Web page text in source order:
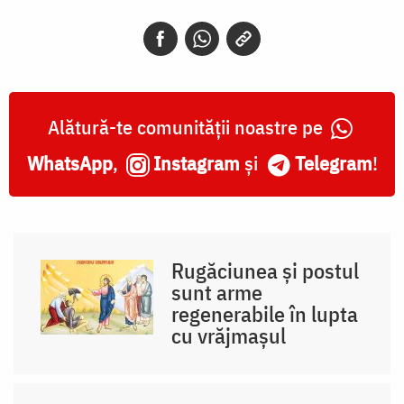
Alătură-te comunității noastre pe
WhatsApp, Instagram și Telegram!
Rugăciunea și postul
sunt arme
regenerabile în lupta
cu vrăjmașul